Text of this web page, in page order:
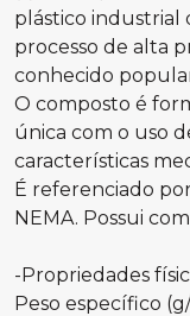
plástico industrial
processo de alta
conhecido
O composto é
única com o uso
características
É referenciado
NEMA. Possui
-Propriedades
Peso específico (g/